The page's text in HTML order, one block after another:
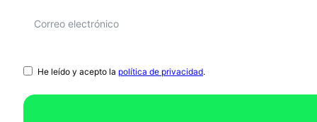
He leído y acepto la política de privacidad.